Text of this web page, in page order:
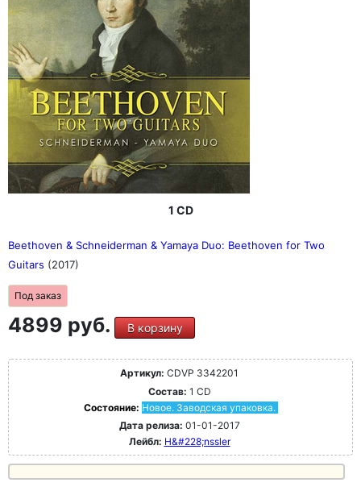
1 CD
Beethoven & Schneiderman & Yamaya Duo: Beethoven for Two
Guitars (2017)
Под заказ
4899 руб. В корзину
Артикул: CDVP 3342201
Состав: 1 CD
Состояние: Новое. Заводская упаковка.
Дата релиза: 01-01-2017
Лейбл: H&#228;nssler